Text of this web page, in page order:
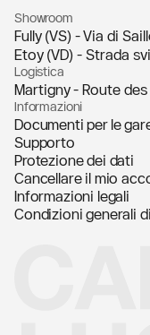
Showroom
Fully (VS) - Via di
Etoy (VD) - Strada
Logistica
Martigny - Route
Informazioni
Documenti per le
Supporto
Protezione dei dati
Cancellare il mio
Informazioni legali
Condizioni generali